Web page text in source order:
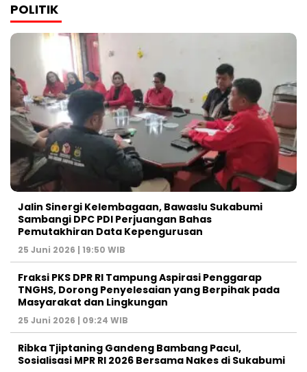
POLITIK
Jalin Sinergi Kelembagaan, Bawaslu Sukabumi
Sambangi DPC PDI Perjuangan Bahas
Pemutakhiran Data Kepengurusan
25 Juni 2026 | 19:50 WIB
‎Fraksi PKS DPR RI Tampung Aspirasi Penggarap
TNGHS, Dorong Penyelesaian yang Berpihak pada
Masyarakat dan Lingkungan‎
25 Juni 2026 | 09:24 WIB
Ribka Tjiptaning Gandeng Bambang Pacul,
Sosialisasi MPR RI 2026 Bersama Nakes di Sukabumi